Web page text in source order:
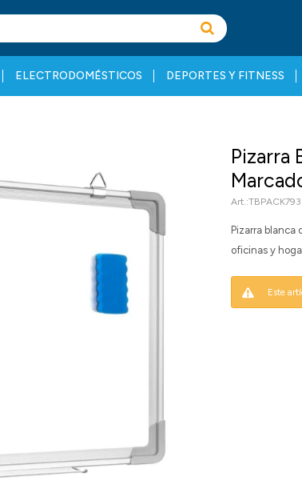
ELECTRODOMÉSTICOS DEPORTES Y FITNESS
Pizarra
TBPACK793
Pizarra blanca
oficinas y
Este